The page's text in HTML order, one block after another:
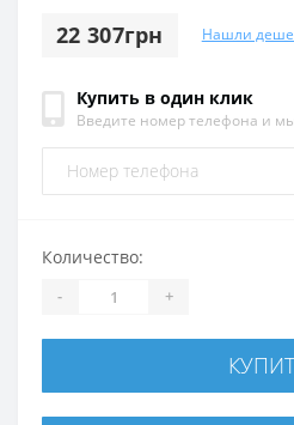
22 307грн Нашли
Купить в один клик
Введите номер телефона и
Количество:
- +